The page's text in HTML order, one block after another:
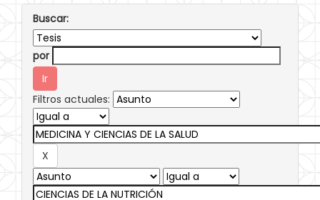
Buscar:
por
Filtros actuales: